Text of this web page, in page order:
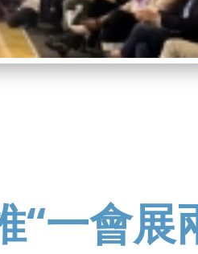
“一會展